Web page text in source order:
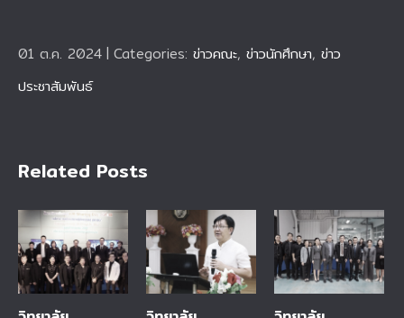
01 ต.ค. 2024 | Categories: ข่าวคณะ, ข่าวนักศึกษา, ข่าว
ประชาสัมพันธ์
Related Posts